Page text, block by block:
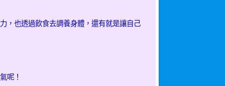
，也透過飲食去調養身體，還有就是讓自己
呢！